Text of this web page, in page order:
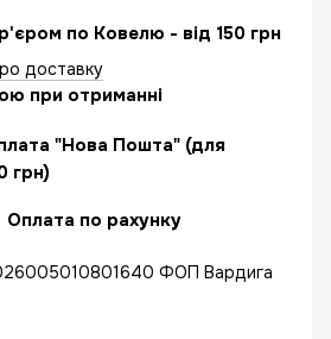
по Ковелю - від 150 грн
доставку
при отриманні
"Нова Пошта" (для
грн)
Оплата по рахунку
ФОП Вардига